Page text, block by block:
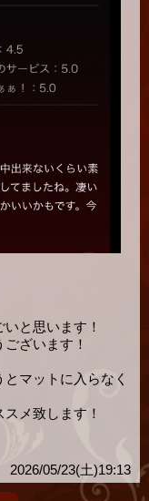
と思います！
ざいます！
マットに入らなく
メ致します！
2026/05/23(土)19:13